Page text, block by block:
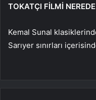
TOKATÇI FİLMİ
Kemal Sunal
Sarıyer sınırları